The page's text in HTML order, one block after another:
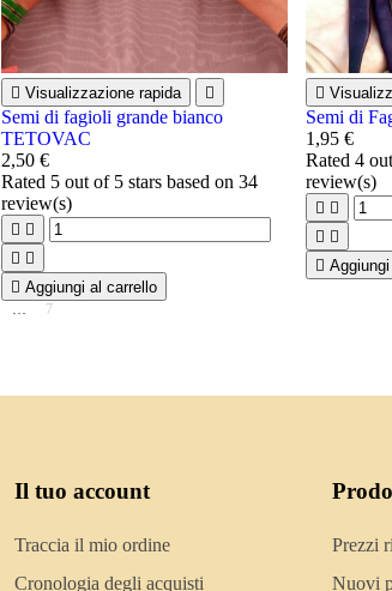
 Visualizzazione rapida 
Semi di fagioli grande bianco
TETOVAC
2,50 €
Rated 5 out of 5 stars based on34
review(s)
 
 
 Aggiungi al carrello

Semi di
1,95 €
Rated 4out
review(s)
 
 

… 7
Il tuo account
Traccia il mio ordine
Cronologia degli acquisti
Prezzi
Nuovi